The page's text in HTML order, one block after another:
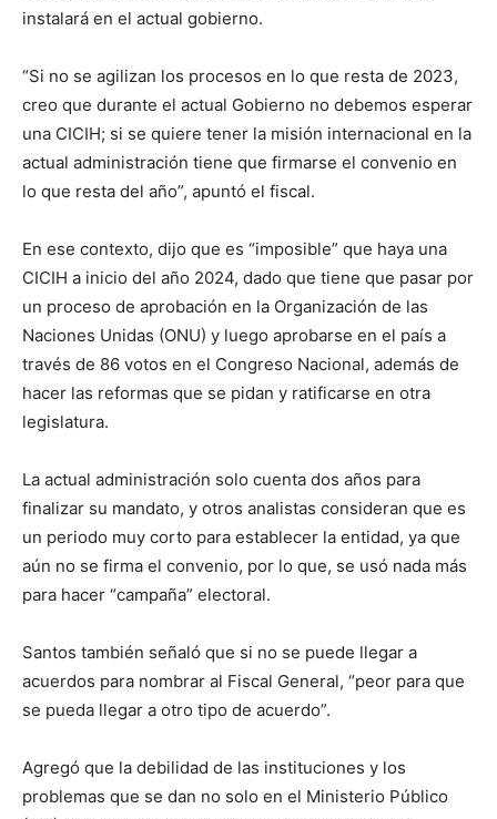
instalará en el actual gobierno.
“Si no se agilizan los procesos en lo que resta de 2023,
creo que durante el actual Gobierno no debemos esperar
una CICIH; si se quiere tener la misión internacional en la
actual administración tiene que firmarse el convenio en
lo que resta del año”, apuntó el fiscal.
En ese contexto, dijo que es “imposible” que haya una
CICIH a inicio del año 2024, dado que tiene que pasar por
un proceso de aprobación en la Organización de las
Naciones Unidas (ONU) y luego aprobarse en el país a
través de 86 votos en el Congreso Nacional, además de
hacer las reformas que se pidan y ratificarse en otra
legislatura.
La actual administración solo cuenta dos años para
finalizar su mandato, y otros analistas consideran que es
un periodo muy corto para establecer la entidad, ya que
aún no se firma el convenio, por lo que, se usó nada más
para hacer “campaña” electoral.
Santos también señaló que si no se puede llegar a
acuerdos para nombrar al Fiscal General, “peor para que
se pueda llegar a otro tipo de acuerdo”.
Agregó que la debilidad de las instituciones y los
problemas que se dan no solo en el Ministerio Público